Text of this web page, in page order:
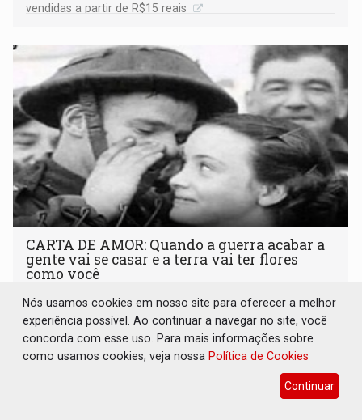
vendidas a partir de R$15 reais
CARTA DE AMOR: Quando a guerra acabar a
gente vai se casar e a terra vai ter flores
como você
Geral 02 de Maio de 2026 às 11:00
Seu ventre vai carregar a menina mais linda do universo
Nós usamos cookies em nosso site para oferecer a melhor
experiência possível. Ao continuar a navegar no site, você
concorda com esse uso. Para mais informações sobre
como usamos cookies, veja nossa Política de Cookies
Continuar